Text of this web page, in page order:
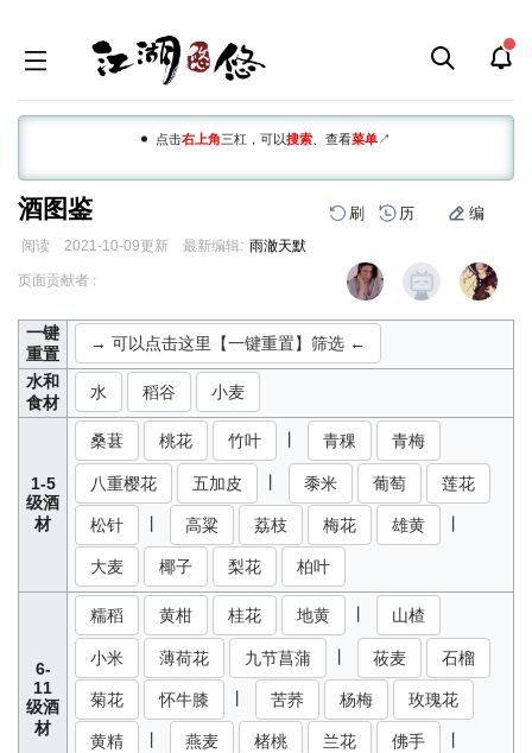
点击右上角三杠，可以搜索 、查看菜单↗
酒图鉴 刷 历 编
阅读 2021-10-09更新 最新编辑: 雨澈天默
跳
导
航
跳
搜
索
页面贡献者 :
一键
重置
→ 可以点击这里【一键重置】筛选 ←
水和
食材
水 稻谷 小麦
1-5
级酒
材
桑葚 桃花 竹叶 青稞 青梅
八重樱花 五加皮 黍米 葡萄 莲花
松针 高粱 荔枝 梅花 雄黄
大麦 椰子 梨花 柏叶
6-
11
级酒
材
糯稻 黄柑 桂花 地黄 山楂
小米 薄荷花 九节菖蒲 莜麦 石榴
菊花 怀牛膝 苦荞 杨梅 玫瑰花
黄精 燕麦 楮桃 兰花 佛手